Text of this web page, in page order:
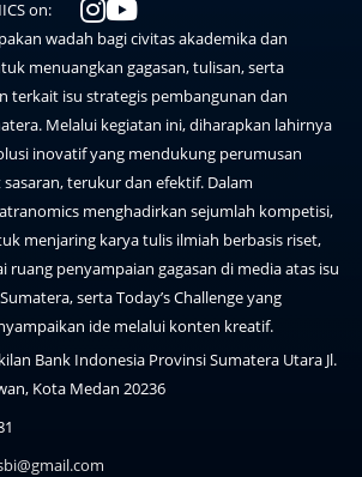
on:
wadah bagi civitas akademika dan
menuangkan gagasan, tulisan, serta
terkait isu strategis pembangunan dan
Melalui kegiatan ini, diharapkan lahirnya
inovatif yang mendukung perumusan
terukur dan efektif. Dalam
menghadirkan sejumlah kompetisi,
menjaring karya tulis ilmiah berbasis riset,
ruang penyampaian gagasan di media atas isu
serta Today’s Challenge yang
ide melalui konten kreatif.
Bank Indonesia Provinsi Sumatera Utara Jl.
Kota Medan 20236